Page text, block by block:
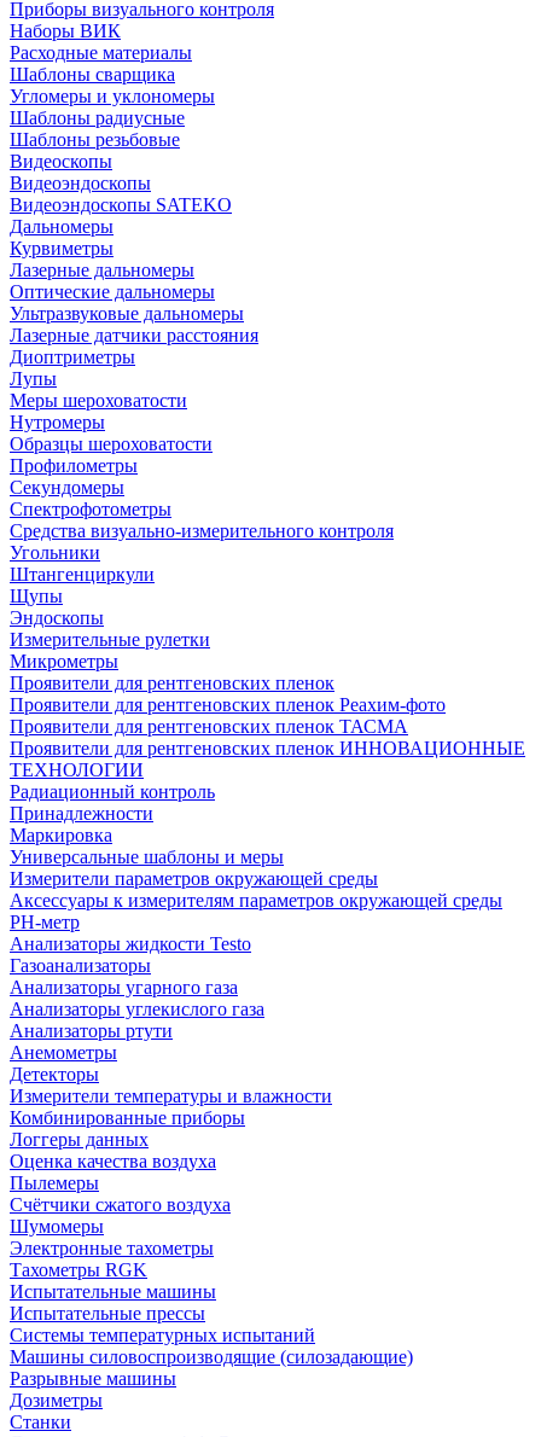
Приборы визуального контроля
Наборы ВИК
Расходные материалы
Шаблоны сварщика
Угломеры и уклономеры
Шаблоны радиусные
Шаблоны резьбовые
Видеоскопы
Видеоэндоскопы
Видеоэндоскопы SATEKO
Дальномеры
Курвиметры
Лазерные дальномеры
Оптические дальномеры
Ультразвуковые дальномеры
Лазерные датчики расстояния
Диоптриметры
Лупы
Меры шероховатости
Нутромеры
Образцы шероховатости
Профилометры
Секундомеры
Спектрофотометры
Средства визуально-измерительного контроля
Угольники
Штангенциркули
Щупы
Эндоскопы
Измерительные рулетки
Микрометры
Проявители для рентгеновских пленок
Проявители для рентгеновских пленок Реахим-фото
Проявители для рентгеновских пленок ТАСМА
Проявители для рентгеновских пленок ИННОВАЦИОННЫЕ
ТЕХНОЛОГИИ
Радиационный контроль
Принадлежности
Маркировка
Универсальные шаблоны и меры
Измерители параметров окружающей среды
Аксессуары к измерителям параметров окружающей среды
PH-метр
Анализаторы жидкости Testo
Газоанализаторы
Анализаторы угарного газа
Анализаторы углекислого газа
Анализаторы ртути
Анемометры
Детекторы
Измерители температуры и влажности
Комбинированные приборы
Логгеры данных
Оценка качества воздуха
Пылемеры
Счётчики сжатого воздуха
Шумомеры
Электронные тахометры
Тахометры RGK
Испытательные машины
Испытательные прессы
Системы температурных испытаний
Машины силовоспроизводящие (силозадающие)
Разрывные машины
Дозиметры
Станки